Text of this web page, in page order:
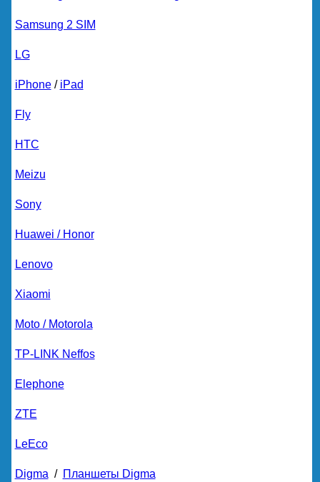
Samsung 2 SIM
LG
iPhone/ iPad
Fly
HTC
Meizu
Sony
Huawei / Honor
Lenovo
Xiaomi
Moto / Motorola
TP-LINK Neffos
Elephone
ZTE
LeEco
Digma/ Планшеты Digma